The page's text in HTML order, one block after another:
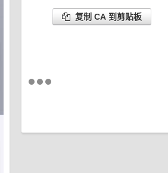
复制 CA 到剪贴板